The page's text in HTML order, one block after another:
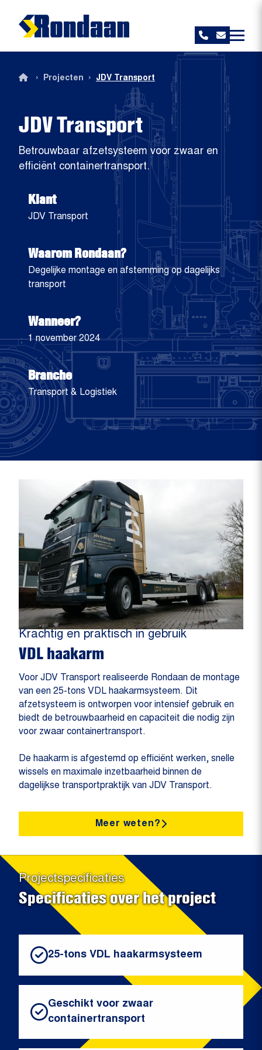
JDV Transport
Betrouwbaar afzetsysteem voor zwaar en
efficiënt containertransport.
› Projecten › JDV Transport
Klant
JDV Transport
Waarom Rondaan?
Degelijke montage en afstemming op dagelijks
transport
Wanneer?
1 november 2024
Branche
Transport & Logistiek
Krachtig en praktisch in gebruik
VDL haakarm
Voor JDV Transport realiseerde Rondaan de montage
van een 25-tons VDL haakarmsysteem. Dit
afzetsysteem is ontworpen voor intensief gebruik en
biedt de betrouwbaarheid en capaciteit die nodig zijn
voor zwaar containertransport.
De haakarm is afgestemd op efficiënt werken, snelle
wissels en maximale inzetbaarheid binnen de
dagelijkse transportpraktijk van JDV Transport.
Meer weten?
Projectspecificaties
Specificaties over het project
25-tons VDL haakarmsysteem
Geschikt voor zwaar
containertransport